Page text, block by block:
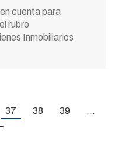
cuenta para
rubro
Inmobiliarios
37 38 39
…